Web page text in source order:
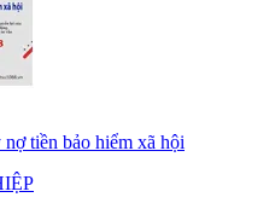
tiền bảo hiểm xã hội